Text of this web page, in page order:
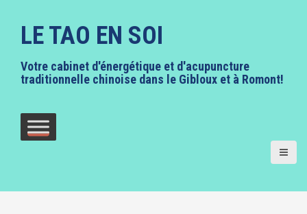
LE TAO EN SOI
Votre cabinet d'énergétique et d'acupuncture
traditionnelle chinoise dans le Gibloux et à Romont!